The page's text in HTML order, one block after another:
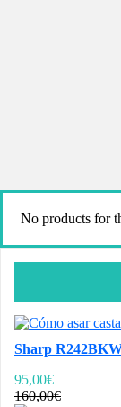
No products for
Sharp
95,00€
160,00€